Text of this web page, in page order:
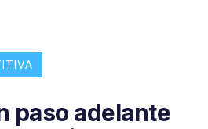
paso adelante